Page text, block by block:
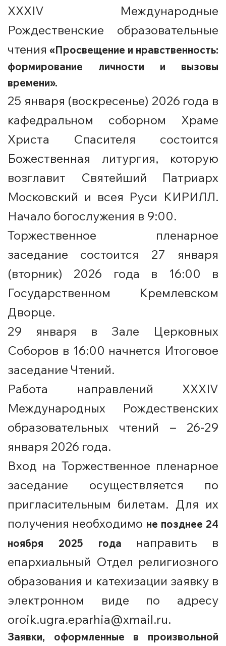
XXXIV Международные
Рождественские образовательные
чтения «Просвещение и нравственность:
формирование личности и вызовы
времени».
25 января (воскресенье) 2026 года в
кафедральном соборном Храме
Христа Спасителя состоится
Божественная литургия, которую
возглавит Святейший Патриарх
Московский и всея Руси КИРИЛЛ.
Начало богослужения в 9:00.
Торжественное пленарное
заседание состоится 27 января
(вторник) 2026 года в 16:00 в
Государственном Кремлевском
Дворце.
29 января в Зале Церковных
Соборов в 16:00 начнется Итоговое
заседание Чтений.
Работа направлений XXXIV
Международных Рождественских
образовательных чтений – 26-29
января 2026 года.
Вход на Торжественное пленарное
заседание осуществляется по
пригласительным билетам. Для их
получения необходимо не позднее 24
ноября 2025 года
направить в
епархиальный Отдел религиозного
образования и катехизации заявку в
электронном виде по адресу
oroik.ugra.eparhia@xmail.ru.
Заявки, оформленные в произвольной